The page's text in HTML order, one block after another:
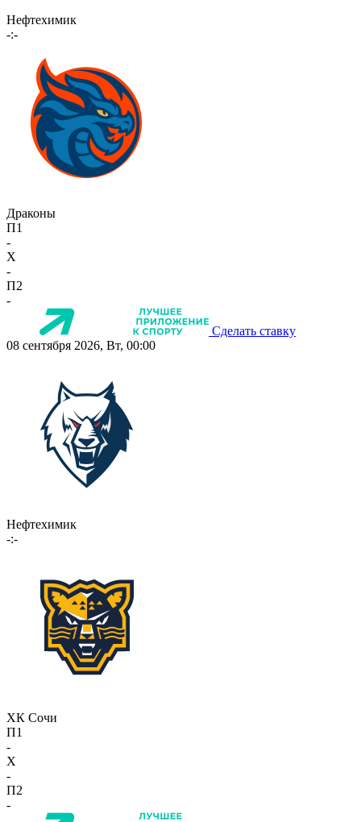
Нефтехимик
-:-
Драконы
П1
-
X
-
П2
-
Сделать ставку
08 сентября 2026, Вт, 00:00
Нефтехимик
-:-
ХК Сочи
П1
-
X
-
П2
-